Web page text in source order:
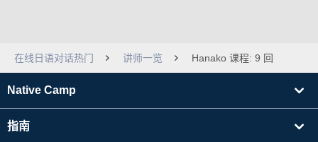
在线日语对话热门 讲师一览 Hanako 课程: 9 回
Native Camp
指南